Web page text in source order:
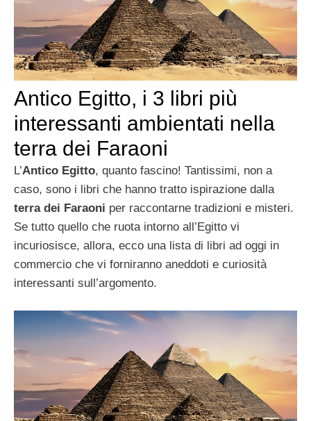
Antico Egitto, i 3 libri più
interessanti ambientati nella
terra dei Faraoni
L’Antico Egitto, quanto fascino! Tantissimi, non a
caso, sono i libri che hanno tratto ispirazione dalla
terra dei Faraoni per raccontarne tradizioni e misteri.
Se tutto quello che ruota intorno all’Egitto vi
incuriosisce, allora, ecco una lista di libri ad oggi in
commercio che vi forniranno aneddoti e curiosità
interessanti sull’argomento.